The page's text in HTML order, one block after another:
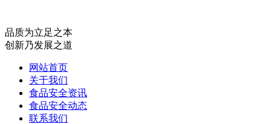
品质为立足之本
创新乃发展之道
网站首页
关于我们
食品安全资讯
食品安全动态
联系我们